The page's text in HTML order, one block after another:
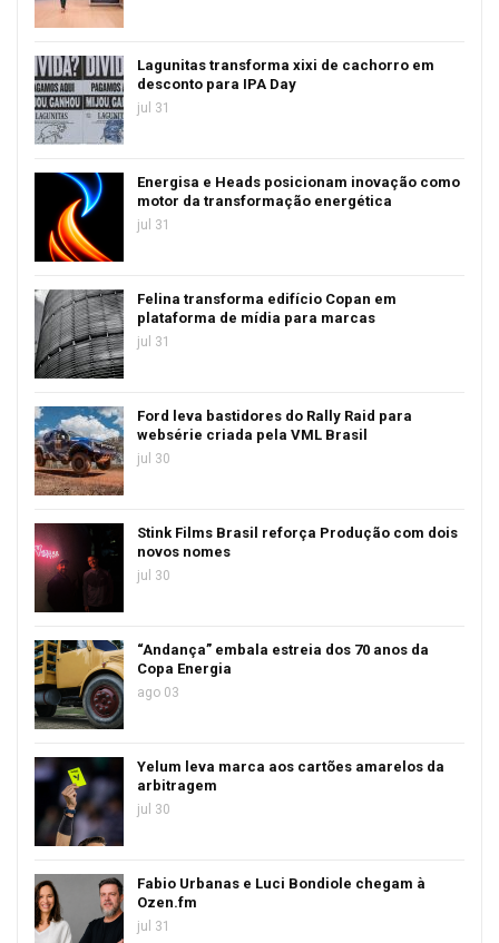
Lagunitas transforma xixi de cachorro em
desconto para IPA Day
jul 31
Energisa e Heads posicionam inovação como
motor da transformação energética
jul 31
Felina transforma edifício Copan em
plataforma de mídia para marcas
jul 31
Ford leva bastidores do Rally Raid para
websérie criada pela VML Brasil
jul 30
Stink Films Brasil reforça Produção com dois
novos nomes
jul 30
“Andança” embala estreia dos 70 anos da
Copa Energia
ago 03
Yelum leva marca aos cartões amarelos da
arbitragem
jul 30
Fabio Urbanas e Luci Bondiole chegam à
Ozen.fm
jul 31